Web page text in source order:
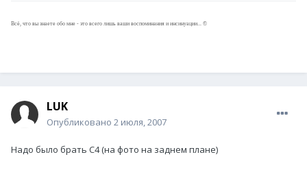
Всё, что вы знаете обо мне - это всего лишь ваши воспоминания и инсинуации... ©
LUK
Опубликовано 2 июля, 2007
Надо было брать С4 (на фото на заднем плане)